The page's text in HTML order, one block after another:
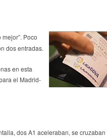
Poco
dos entradas.
en esta
el Madrid-
dos A1 aceleraban, se